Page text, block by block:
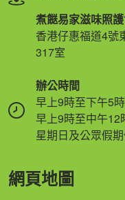
煮餸易家滋味照
香港仔惠福道4號
317室
辦公時間
早上9時至下午5
早上9時至中午12
星期日及公眾假
網頁地圖